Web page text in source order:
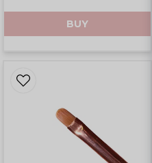
BUY